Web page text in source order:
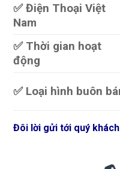
✅ Điện Thoại Việt
Nam
✅ Thời gian hoạt
động
✅ Loại hình buôn
Đôi lời gửi tới quý